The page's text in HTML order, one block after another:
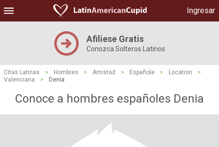
Ingresar
Afiliese Gratis
Conozca Solteros Latinos
Citas Latinas > Hombres > Amistad > Españole > Location
>
Valenciana
> Denia
Conoce a hombres españoles Denia